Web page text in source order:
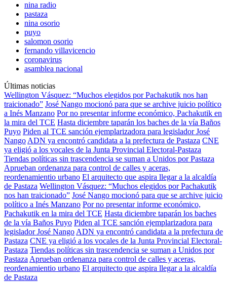
nina radio
pastaza
nina osorio
puyo
salomon osorio
fernando villavicencio
coronavirus
asamblea nacional
Últimas noticias
Wellington Vásquez: “Muchos elegidos por Pachakutik nos han
traicionado” José Nango mocionó para que se archive juicio político
a Inés Manzano Por no presentar informe económico, Pachakutik en
la mira del TCE Hasta diciembre taparán los baches de la vía Baños
Puyo Piden al TCE sanción ejemplarizadora para legislador José
Nango ADN ya encontró candidata a la prefectura de Pastaza CNE
ya eligió a los vocales de la Junta Provincial Electoral-Pastaza
Tiendas políticas sin trascendencia se suman a Unidos por Pastaza
Aprueban ordenanza para control de calles y aceras,
reordenamientio urbano El arquitecto que aspira llegar a la alcaldía
de Pastaza Wellington Vásquez: “Muchos elegidos por Pachakutik
nos han traicionado” José Nango mocionó para que se archive juicio
político a Inés Manzano Por no presentar informe económico,
Pachakutik en la mira del TCE Hasta diciembre taparán los baches
de la vía Baños Puyo Piden al TCE sanción ejemplarizadora para
legislador José Nango ADN ya encontró candidata a la prefectura de
Pastaza CNE ya eligió a los vocales de la Junta Provincial Electoral-
Pastaza Tiendas políticas sin trascendencia se suman a Unidos por
Pastaza Aprueban ordenanza para control de calles y aceras,
reordenamientio urbano El arquitecto que aspira llegar a la alcaldía
de Pastaza